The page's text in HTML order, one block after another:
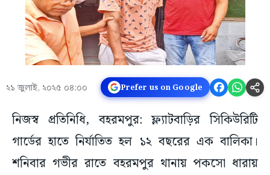
২১ জুলাই, ২০২৫ ০৪:০০ Prefer us on Google
নিজস্ব প্রতিনিধি, বহরমপুর: ফ্ল্যাটবাড়ির সিকিউরিটি
গার্ডের হাতে নির্যাতিত হল ১২ বছরের এক বালিকা।
শনিবার গভীর রাতে বহরমপুর থানায় পকসো ধারায়